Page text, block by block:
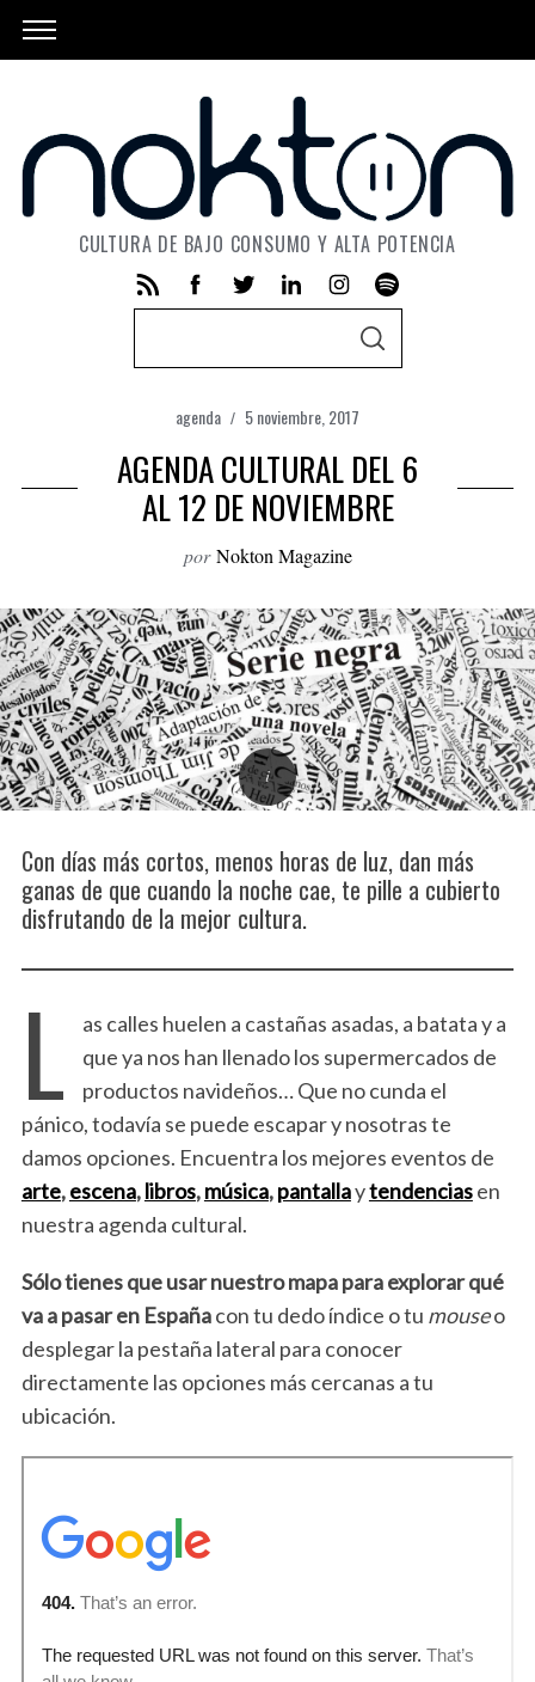
CULTURA DE BAJO CONSUMO Y ALTA POTENCIA
c
h
:
S
agenda 5 noviembre, 2017
AGENDA CULTURAL DEL 6
AL 12 DE NOVIEMBRE
por Nokton Magazine
Con días más cortos, menos horas de luz, dan más
ganas de que cuando la noche cae, te pille a cubierto
disfrutando de la mejor cultura.
L
as calles huelen a castañas asadas, a batata y a
que ya nos han llenado los supermercados de
productos navideños… Que no cunda el
pánico, todavía se puede escapar y nosotras te
damos opciones. Encuentra los mejores eventos de
arte,escena,libros,música,pantallaytendenciasen
nuestra agenda cultural.
Sólo tienes que usar nuestro mapa para explorar qué
va a pasar en Españacon tu dedo índice o tu mouseo
desplegar la pestaña lateral para conocer
directamente las opciones más cercanas a tu
ubicación.